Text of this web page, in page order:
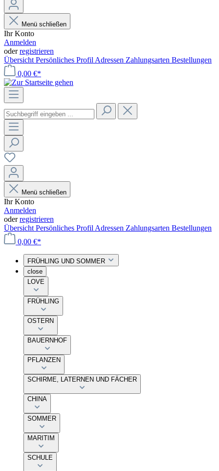
Menü schließen
Ihr Konto
Anmelden
oderregistrieren
Übersicht Persönliches Profil Adressen Zahlungsarten Bestellungen
0,00 €*
Menü schließen
Ihr Konto
Anmelden
oderregistrieren
Übersicht Persönliches Profil Adressen Zahlungsarten Bestellungen
0,00 €*
FRÜHLING UND SOMMER
close
LOVE
FRÜHLING
OSTERN
BAUERNHOF
PFLANZEN
SCHIRME, LATERNEN UND FÄCHER
CHINA
SOMMER
MARITIM
SCHULE